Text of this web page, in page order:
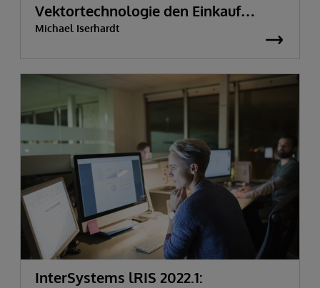
Vektortechnologie den Einkauf
transformieren
Michael Iserhardt
InterSystems lRIS 2022.1: